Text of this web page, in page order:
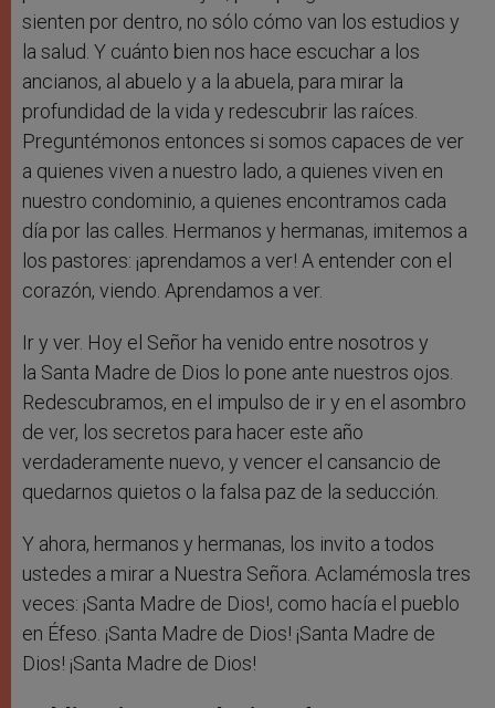
sienten por dentro, no sólo cómo van los estudios y
la salud. Y cuánto bien nos hace escuchar a los
ancianos, al abuelo y a la abuela, para mirar la
profundidad de la vida y redescubrir las raíces.
Preguntémonos entonces si somos capaces de ver
a quienes viven a nuestro lado, a quienes viven en
nuestro condominio, a quienes encontramos cada
día por las calles. Hermanos y hermanas, imitemos a
los pastores: ¡aprendamos a ver! A entender con el
corazón, viendo. Aprendamos a ver.
Ir y ver. Hoy el Señor ha venido entre nosotros y
la Santa Madre de Dios lo pone ante nuestros ojos.
Redescubramos, en el impulso de ir y en el asombro
de ver, los secretos para hacer este año
verdaderamente nuevo, y vencer el cansancio de
quedarnos quietos o la falsa paz de la seducción.
Y ahora, hermanos y hermanas, los invito a todos
ustedes a mirar a Nuestra Señora. Aclamémosla tres
veces: ¡Santa Madre de Dios!, como hacía el pueblo
en Éfeso. ¡Santa Madre de Dios! ¡Santa Madre de
Dios! ¡Santa Madre de Dios!